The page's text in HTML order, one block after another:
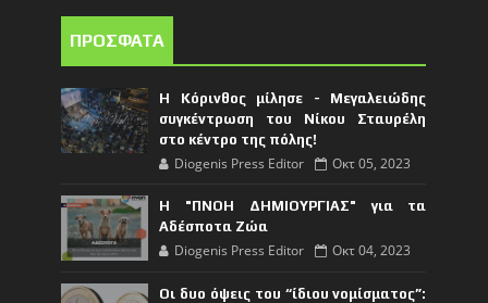
ΠΡΟΣΦΑΤΑ
Η Κόρινθος μίλησε - Μεγαλειώδης
συγκέντρωση του Νίκου Σταυρέλη
στο κέντρο της πόλης!
Diogenis Press Editor Οκτ 05, 2023
Η "ΠΝΟΗ ΔΗΜΙΟΥΡΓΙΑΣ" για τα
Αδέσποτα Ζώα
Diogenis Press Editor Οκτ 04, 2023
Οι δυο όψεις του “ίδιου νομίσματος”: